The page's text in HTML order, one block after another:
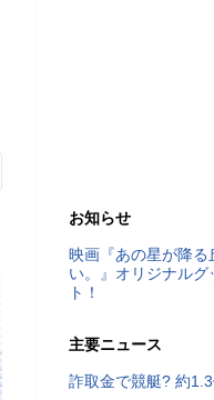
お知らせ
映画『あの星が降る
い。』オリジナル
ト！
主要ニュース
詐取金で競艇? 約